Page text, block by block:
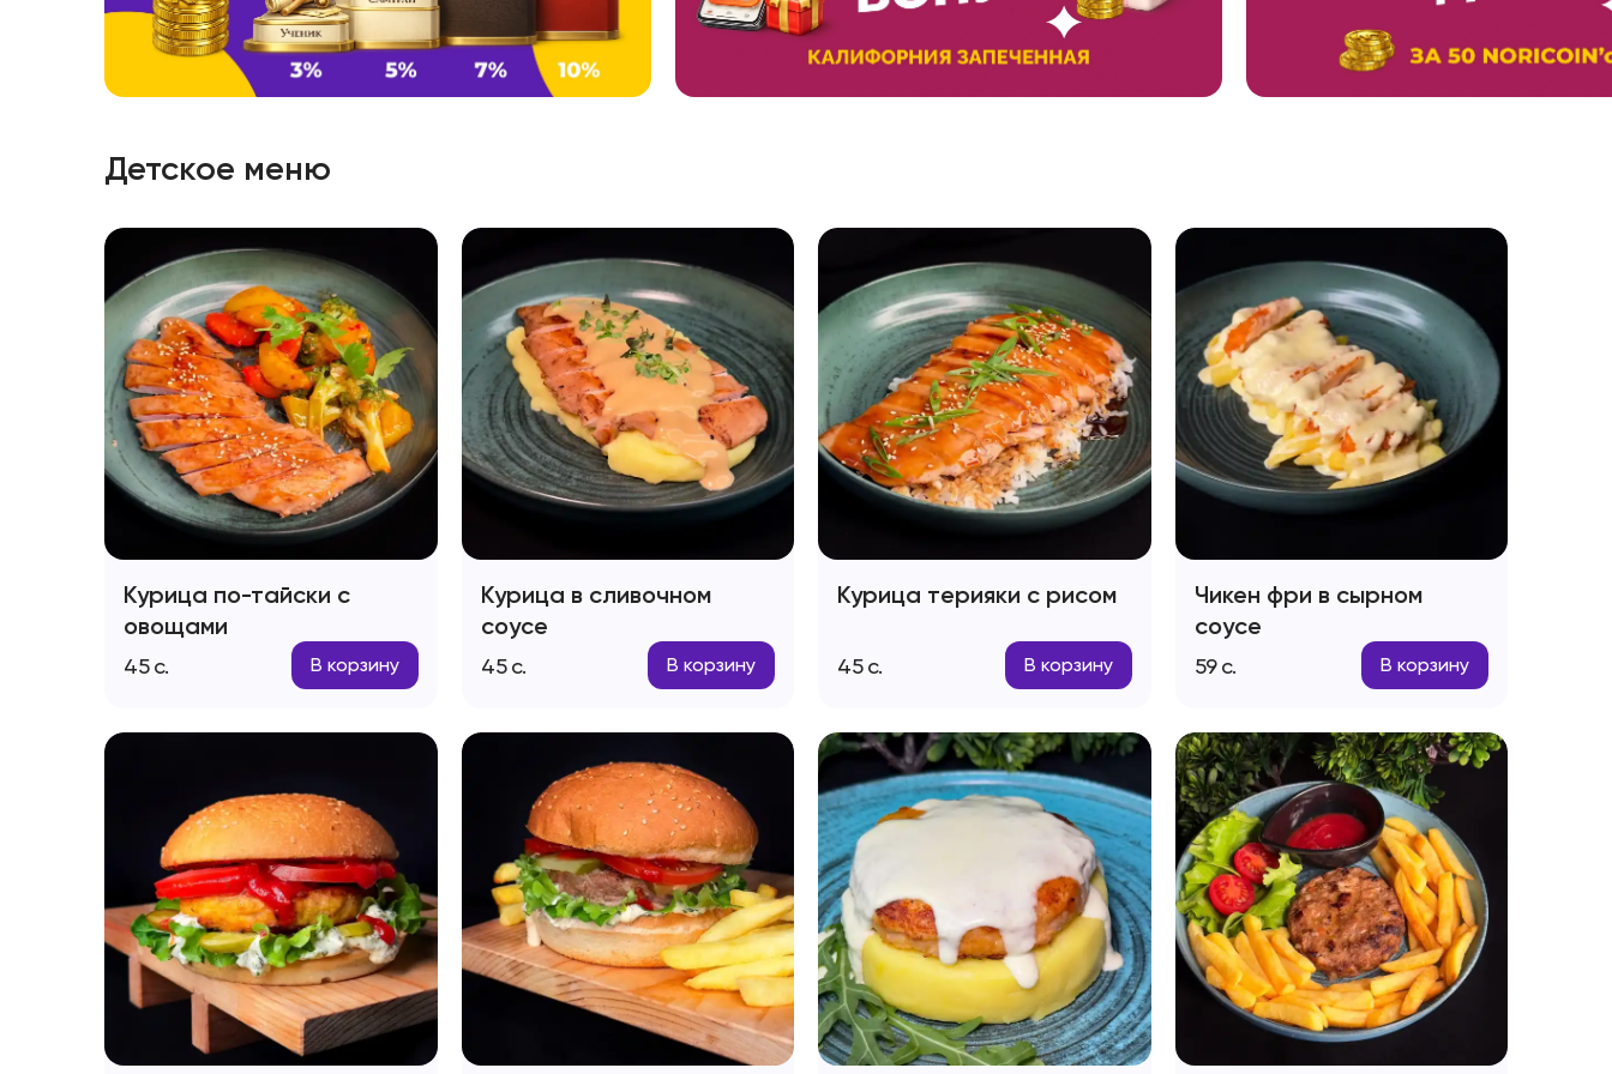
Детское меню
Курица по-тайски с
овощами
45с. В корзину
Курица в сливочном
соусе
45 с. В корзину
Курица терияки с рисом
45с. В корзину
Чикен фри в сырном
соусе
59 с. В корзину